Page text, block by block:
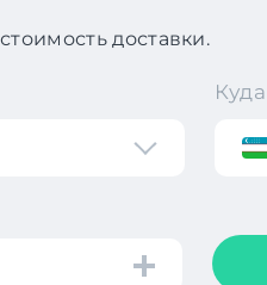
доставки.
Куда